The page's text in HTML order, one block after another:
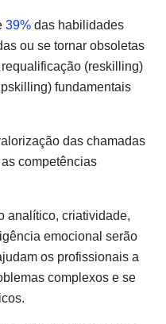
39% das habilidades
ou se tornar obsoletas
(reskilling)
fundamentais
das chamadas
competências
analítico, criatividade,
emocional serão
os profissionais a
complexos e se